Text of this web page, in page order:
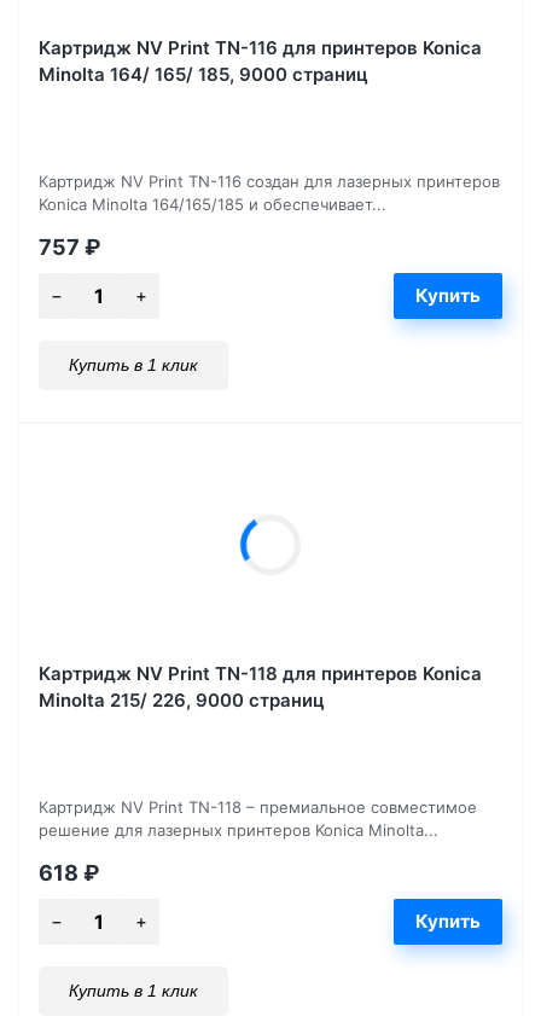
Картридж NV Print TN-116 для принтеров Konica
Minolta 164/ 165/ 185, 9000 страниц
Картридж NV Print TN-116 создан для лазерных принтеров
Konica Minolta 164/165/185 и обеспечивает...
757 ₽
Купить в 1 клик
Картридж NV Print TN-118 для принтеров Konica
Minolta 215/ 226, 9000 страниц
Картридж NV Print TN-118 – премиальное совместимое
решение для лазерных принтеров Konica Minolta...
618 ₽
Купить в 1 клик